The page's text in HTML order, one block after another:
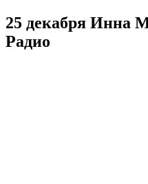
25 декабря Инна
Радио